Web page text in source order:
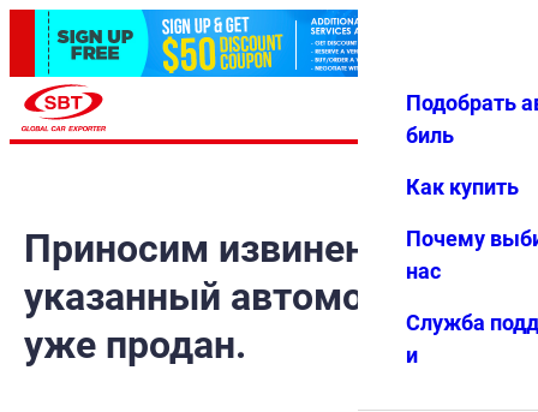
Избранн
Меню
Подобрать
биль
Как купить
Почему
нас
Служба
и
Приносим извинения, но
указанный автомобиль
уже продан.